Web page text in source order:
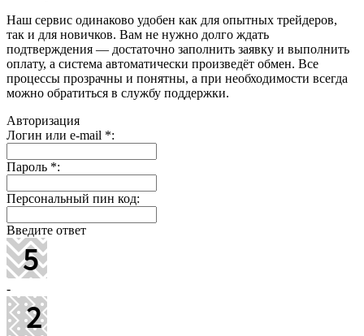
Наш сервис одинаково удобен как для опытных трейдеров,
так и для новичков. Вам не нужно долго ждать
подтверждения — достаточно заполнить заявку и выполнить
оплату, а система автоматически произведёт обмен. Все
процессы прозрачны и понятны, а при необходимости всегда
можно обратиться в службу поддержки.
Авторизация
Логин или e-mail *:
Пароль *:
Персональный пин код:
Введите ответ
-